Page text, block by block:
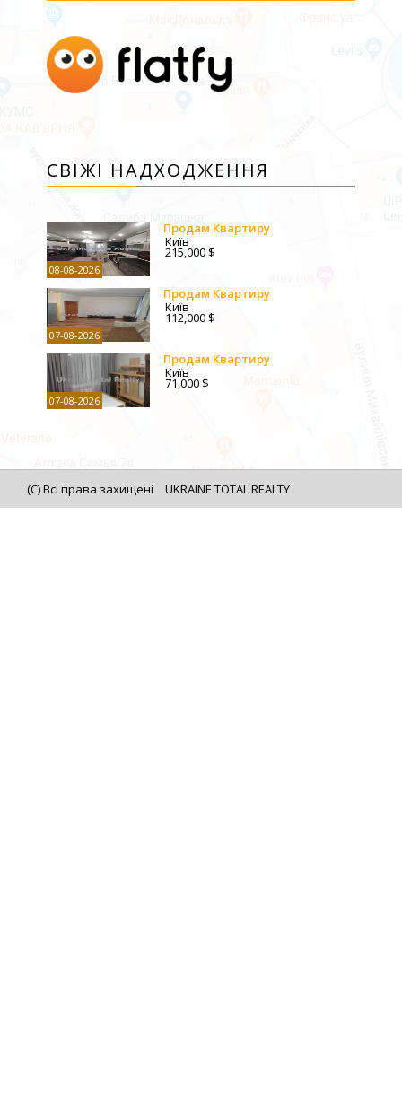
СВІЖІ НАДХОДЖЕННЯ
08-08-2026
Продам Квартиру
Київ
215,000 $
07-08-2026
Продам Квартиру
Київ
112,000 $
07-08-2026
Продам Квартиру
Київ
71,000 $
(C) Всі права захищені UKRAINE TOTAL REALTY